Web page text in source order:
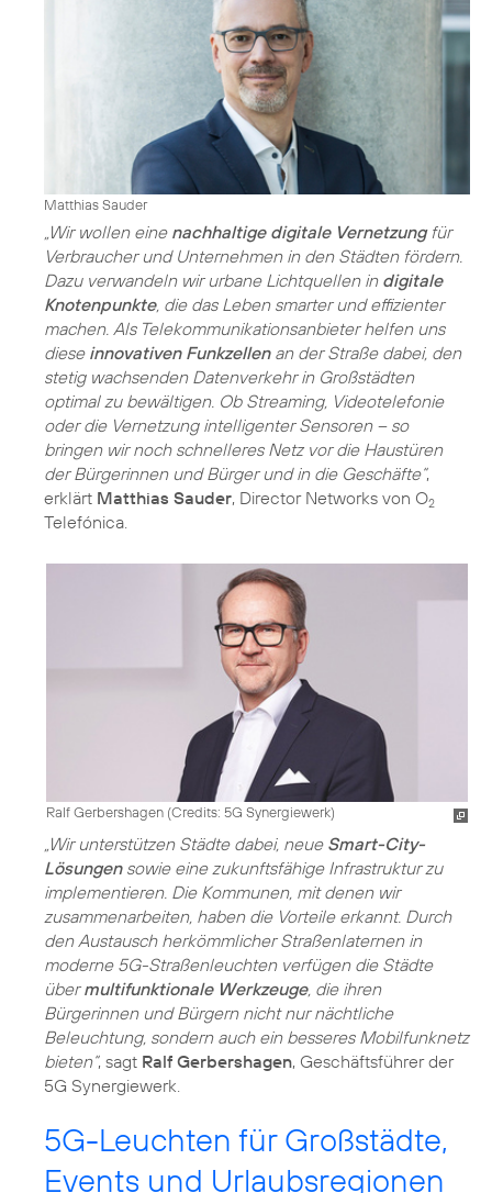
Matthias Sauder
„Wir wollen eine nachhaltige digitale Vernetzungfür
Verbraucher und Unternehmen in den Städten fördern.
Dazu verwandeln wir urbane Lichtquellen in digitale
Knotenpunkte, die das Leben smarter und effizienter
machen. Als Telekommunikationsanbieter helfen uns
diese innovativen Funkzellenan der Straße dabei, den
stetig wachsenden Datenverkehr in Großstädten
optimal zu bewältigen. Ob Streaming, Videotelefonie
oder die Vernetzung intelligenter Sensoren – so
bringen wir noch schnelleres Netz vor die Haustüren
der Bürgerinnen und Bürger und in die Geschäfte“,
erklärt Matthias Sauder, Director Networks von O2
Telefónica.
Ralf Gerbershagen (Credits: 5G Synergiewerk)
„Wir unterstützen Städte dabei, neue Smart-City-
Lösungensowie eine zukunftsfähige Infrastruktur zu
implementieren. Die Kommunen, mit denen wir
zusammenarbeiten, haben die Vorteile erkannt. Durch
den Austausch herkömmlicher Straßenlaternen in
moderne 5G-Straßenleuchten verfügen die Städte
übermultifunktionale Werkzeuge, die ihren
Bürgerinnen und Bürgern nicht nur nächtliche
Beleuchtung, sondern auch ein besseres Mobilfunknetz
bieten“, sagt Ralf Gerbershagen, Geschäftsführer der
5G Synergiewerk.
5G-Leuchten für Großstädte,
Events und Urlaubsregionen